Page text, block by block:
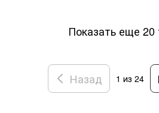
Показать еще 20
Назад 1 из 24